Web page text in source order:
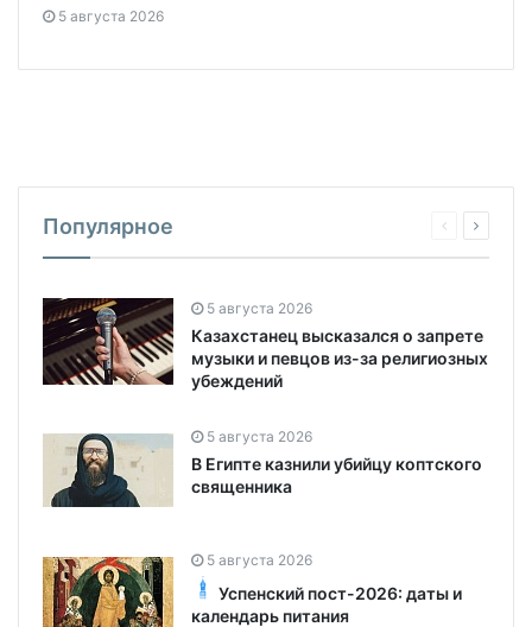
5 августа 2026
Популярное
5 августа 2026
Казахстанец высказался о запрете
музыки и певцов из-за религиозных
убеждений
5 августа 2026
В Египте казнили убийцу коптского
священника
5 августа 2026
Успенский пост-2026: даты и
календарь питания